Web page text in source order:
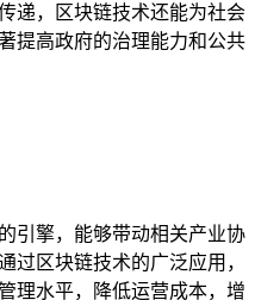
递，区块链技术还能为社会
提高政府的治理能力和公共
引擎，能够带动相关产业协
过区块链技术的广泛应用，
理水平，降低运营成本，增